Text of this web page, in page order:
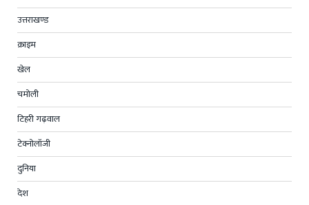
उत्तराखण्ड
क्राइम
खेल
चमोली
टिहरी गढ़वाल
टेक्नोलॉजी
दुनिया
देश